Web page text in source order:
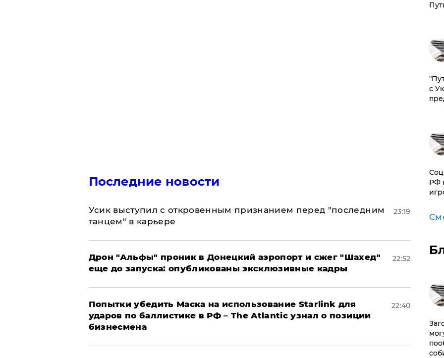
Последние новости
Усик выступил с откровенным признанием перед "последним
танцем" в карьере
23:19
Дрон "Альфы" проник в Донецкий аэропорт и сжег "Шахед"
еще до запуска: опубликованы эксклюзивные кадры
22:52
Попытки убедить Маска на использование Starlink для
ударов по баллистике в РФ – The Atlantic узнал о позиции
бизнесмена
22:40
с
РФ